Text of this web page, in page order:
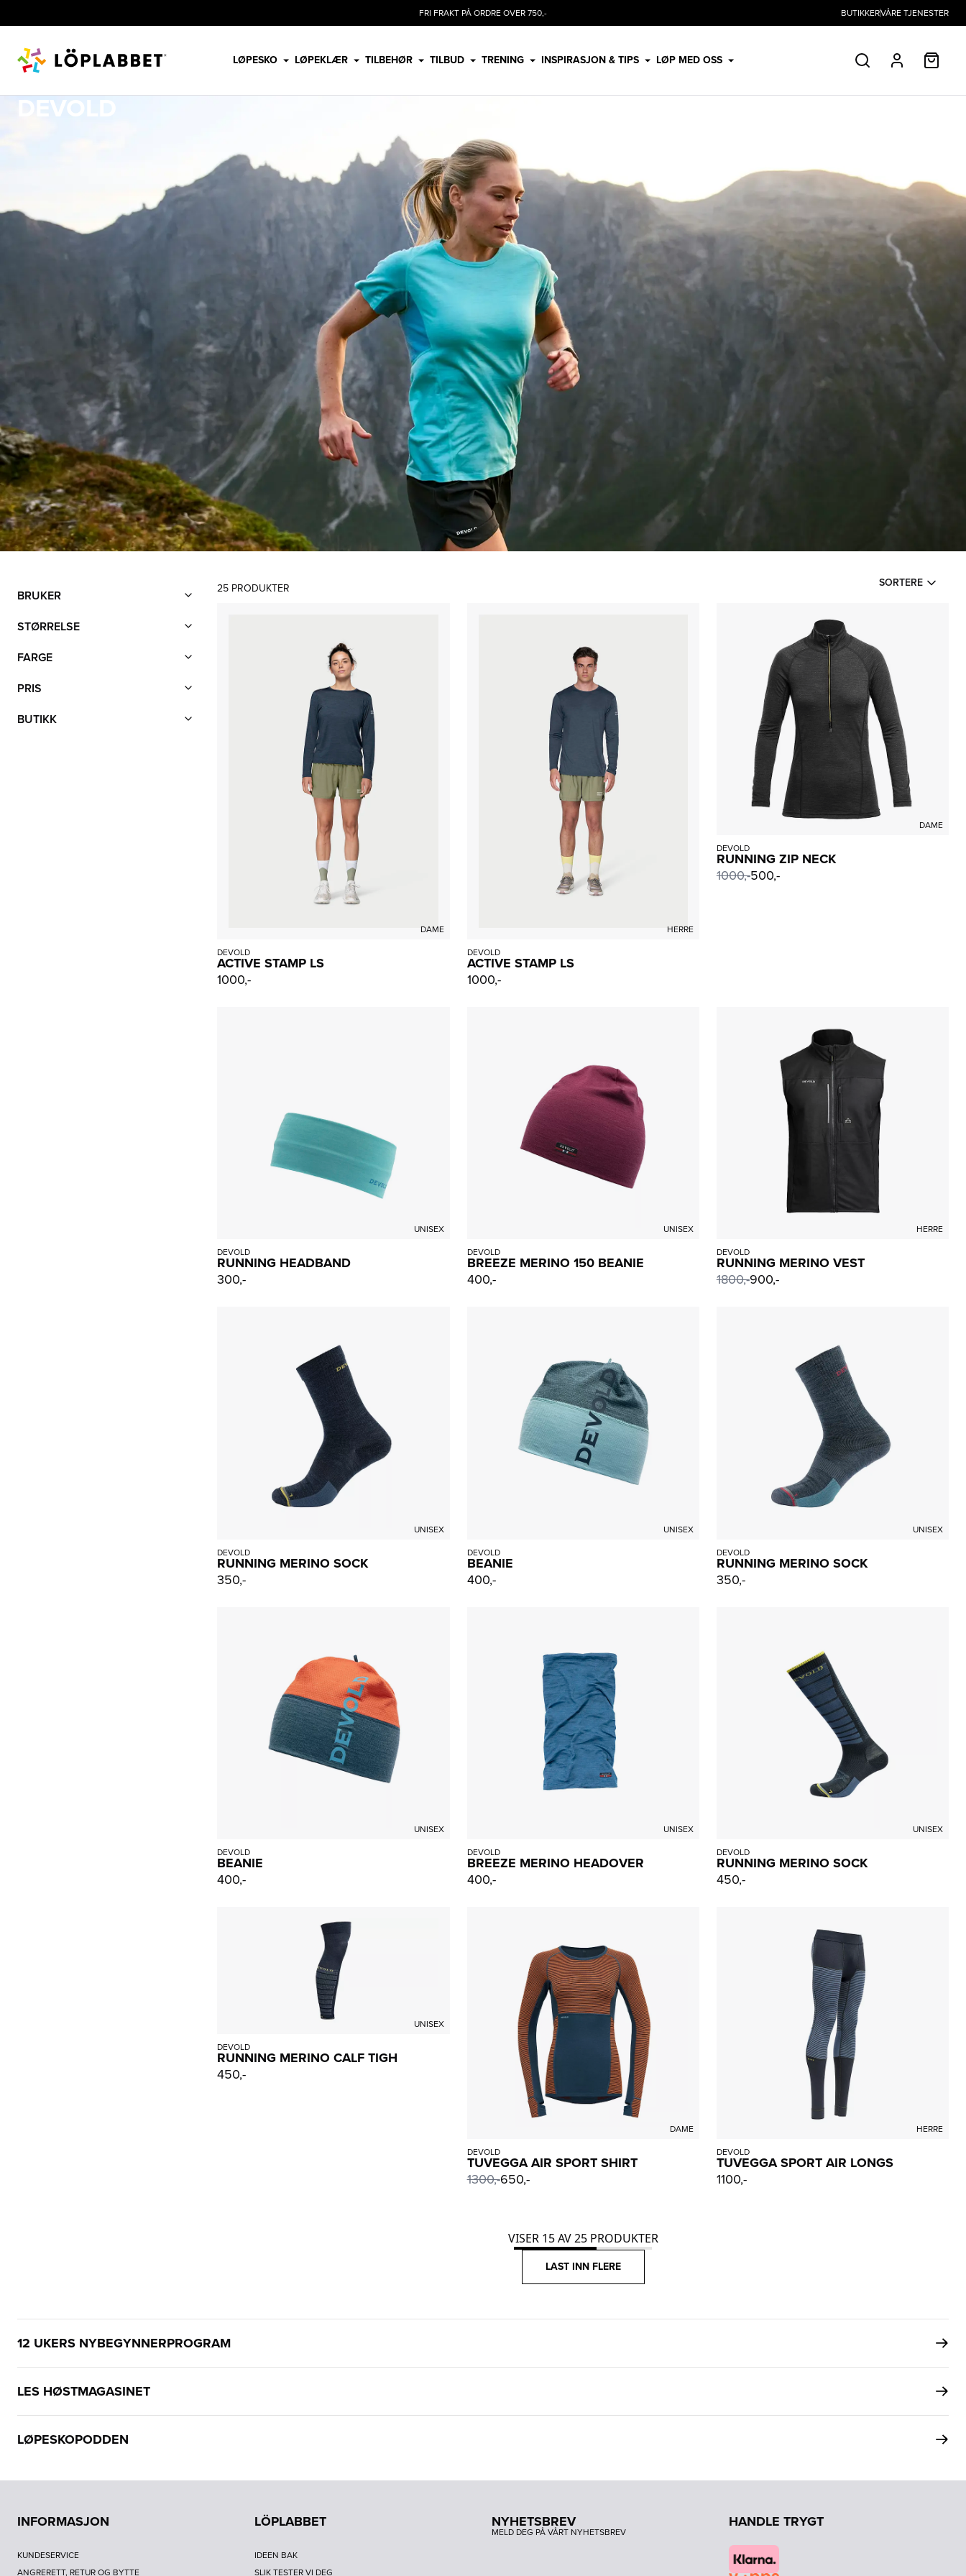
FRI FRAKT PÅ ORDRE OVER 750,- BUTIKKERVÅRE TJENESTER
LØPESKO LØPEKLÆR TILBEHØR TILBUD TRENING INSPIRASJON & TIPS LØP MED OSS SØK PROFIL
DEVOLD
Filter
BRUKER
STØRRELSE
FARGE
PRIS
BUTIKK
Produktliste
25 PRODUKTER SORTERE
DAME
DEVOLD
ACTIVE STAMP LS
1000,-
HERRE
DEVOLD
ACTIVE STAMP LS
1000,-
DAME
DEVOLD
RUNNING ZIP NECK
1000,-500,-
UNISEX
DEVOLD
RUNNING HEADBAND
300,-
UNISEX
DEVOLD
BREEZE MERINO 150 BEANIE
400,-
HERRE
DEVOLD
RUNNING MERINO VEST
1800,-900,-
UNISEX
DEVOLD
RUNNING MERINO SOCK
350,-
UNISEX
DEVOLD
BEANIE
400,-
UNISEX
DEVOLD
RUNNING MERINO SOCK
350,-
UNISEX
DEVOLD
BEANIE
400,-
UNISEX
DEVOLD
BREEZE MERINO HEADOVER
400,-
UNISEX
DEVOLD
RUNNING MERINO SOCK
450,-
UNISEX
DEVOLD
RUNNING MERINO CALF TIGH
450,-
DAME
DEVOLD
TUVEGGA AIR SPORT SHIRT
1300,-650,-
HERRE
DEVOLD
TUVEGGA SPORT AIR LONGS
1100,-
VISER 15AV25PRODUKTER
LAST INN FLERE
12 UKERS NYBEGYNNERPROGRAM
LES HØSTMAGASINET
LØPESKOPODDEN
INFORMASJON
KUNDESERVICE
ANGRERETT, RETUR OG BYTTE
LÖPLABBET
IDEEN BAK
SLIK TESTER VI DEG
NYHETSBREV
MELD DEG PÅ VÅRT NYHETSBREV
HANDLE TRYGT